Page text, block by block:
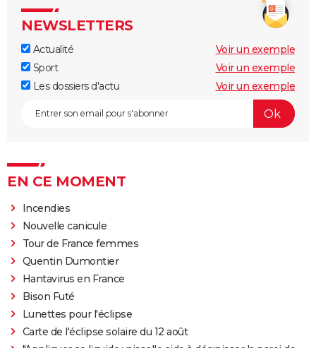
NEWSLETTERS
Actualité
Voir un exemple
Sport
Voir un exemple
Les dossiers d'actu
Voir un exemple
EN CE MOMENT
Incendies
Nouvelle canicule
Tour de France femmes
Quentin Dumontier
Hantavirus en France
Bison Futé
Lunettes pour l'éclipse
Carte de l'éclipse solaire du 12 août